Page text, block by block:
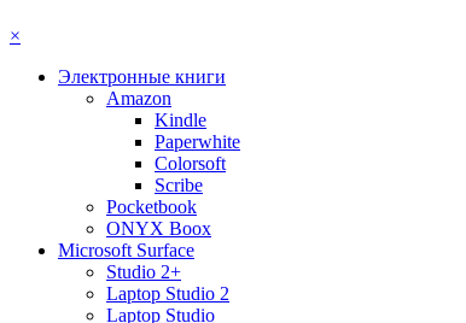
×
Электронные книги
Amazon
Kindle
Paperwhite
Colorsoft
Scribe
Pocketbook
ONYX Boox
Microsoft Surface
Studio 2+
Laptop Studio 2
Laptop Studio